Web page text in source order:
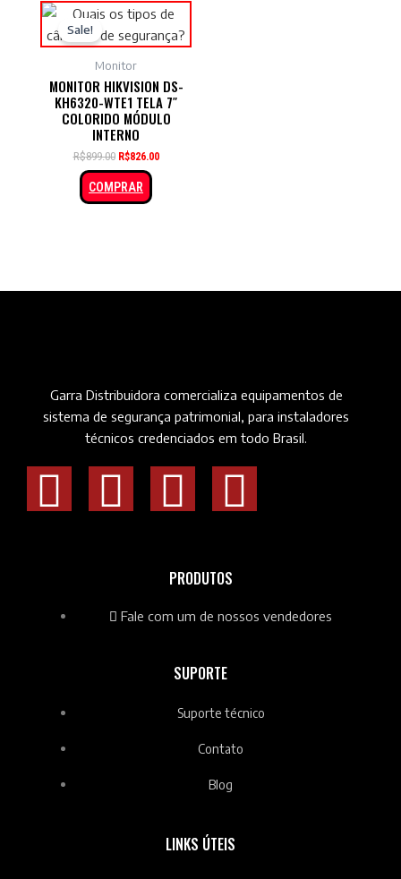
Sale!
Monitor
MONITOR HIKVISION DS-
KH6320-WTE1 TELA 7″
COLORIDO MÓDULO
INTERNO
R$899.00 R$826.00
COMPRAR
Garra Distribuidora comercializa equipamentos de
sistema de segurança patrimonial, para instaladores
técnicos credenciados em todo Brasil.
PRODUTOS
Fale com um de nossos vendedores
SUPORTE
Suporte técnico
Contato
Blog
LINKS ÚTEIS